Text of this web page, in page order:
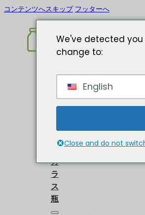
コンテンツへスキップ フッターへ
ホ
ム
て
ガ
ラ
ス
瓶
We've detected
change to:
English
Close and do not